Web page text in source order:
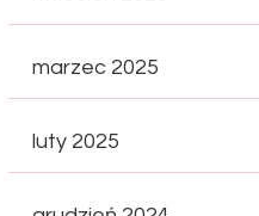
marzec 2025
luty 2025